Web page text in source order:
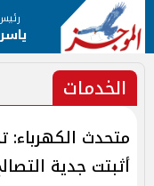
الخدمات
متحدث الكهرباء:
أثبتت جدية